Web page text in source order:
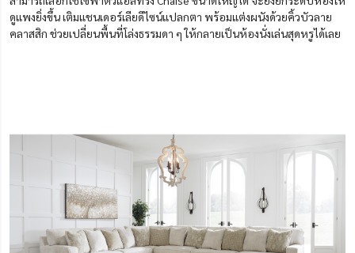
ดูแพงยิ่งขึ้น เติมแชนเดอร์เลียดีไซน์แปลกตา พร้อมแต่งผนังด้วยคิ้วบัวลาย
คลาสสิก ช่วยเปลี่ยนพื้นที่โล่งธรรมดา ๆ ให้กลายเป็นห้องนั่งเล่นสุดหรูได้เลย